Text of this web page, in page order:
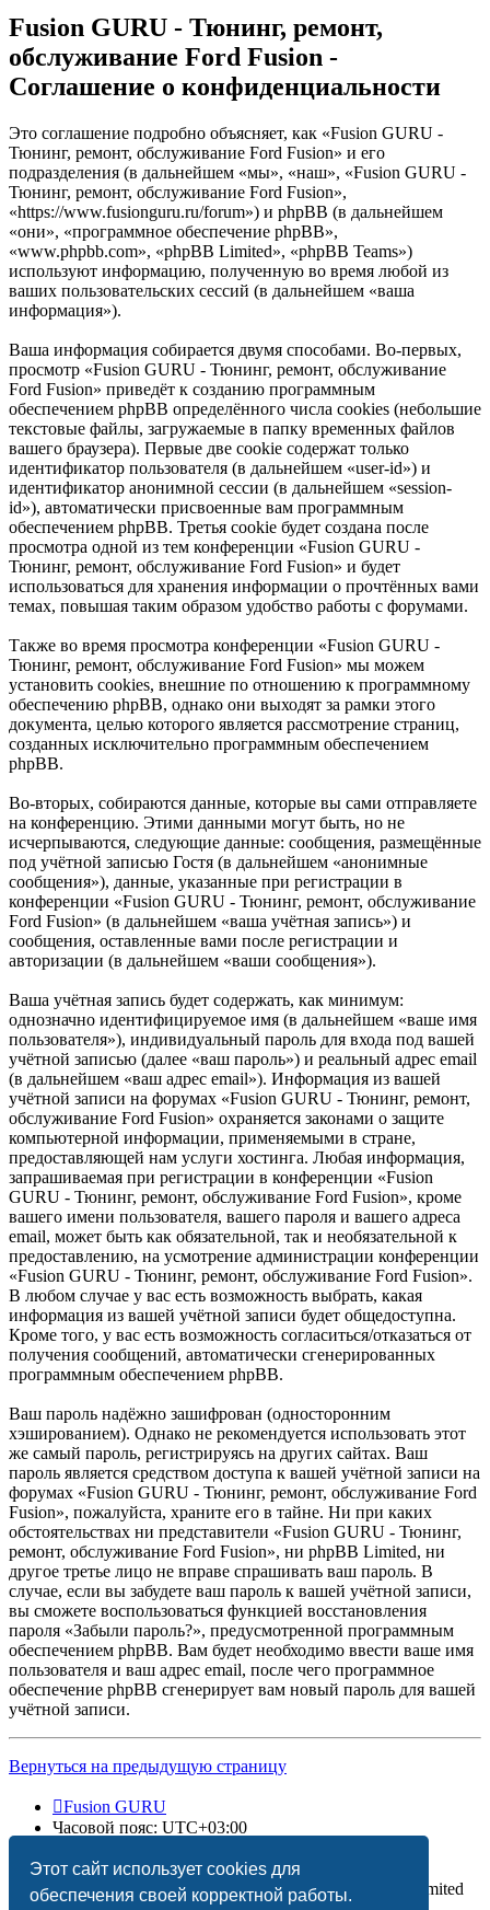
Этот сайт использует cookies для
обеспечения своей корректной работы.
Fusion GURU - Тюнинг, ремонт,
обслуживание Ford Fusion -
Соглашение о конфиденциальности
Это соглашение подробно объясняет, как «Fusion GURU -
Тюнинг, ремонт, обслуживание Ford Fusion» и его
подразделения (в дальнейшем «мы», «наш», «Fusion GURU -
Тюнинг, ремонт, обслуживание Ford Fusion»,
«https://www.fusionguru.ru/forum») и phpBB (в дальнейшем
«они», «программное обеспечение phpBB»,
«www.phpbb.com», «phpBB Limited», «phpBB Teams»)
используют информацию, полученную во время любой из
ваших пользовательских сессий (в дальнейшем «ваша
информация»).
Ваша информация собирается двумя способами. Во-первых,
просмотр «Fusion GURU - Тюнинг, ремонт, обслуживание
Ford Fusion» приведёт к созданию программным
обеспечением phpBB определённого числа cookies (небольшие
текстовые файлы, загружаемые в папку временных файлов
вашего браузера). Первые две cookie содержат только
идентификатор пользователя (в дальнейшем «user-id») и
идентификатор анонимной сессии (в дальнейшем «session-
id»), автоматически присвоенные вам программным
обеспечением phpBB. Третья cookie будет создана после
просмотра одной из тем конференции «Fusion GURU -
Тюнинг, ремонт, обслуживание Ford Fusion» и будет
использоваться для хранения информации о прочтённых вами
темах, повышая таким образом удобство работы с форумами.
Также во время просмотра конференции «Fusion GURU -
Тюнинг, ремонт, обслуживание Ford Fusion» мы можем
установить cookies, внешние по отношению к программному
обеспечению phpBB, однако они выходят за рамки этого
документа, целью которого является рассмотрение страниц,
созданных исключительно программным обеспечением
phpBB.
Во-вторых, собираются данные, которые вы сами отправляете
на конференцию. Этими данными могут быть, но не
исчерпываются, следующие данные: сообщения, размещённые
под учётной записью Гостя (в дальнейшем «анонимные
сообщения»), данные, указанные при регистрации в
конференции «Fusion GURU - Тюнинг, ремонт, обслуживание
Ford Fusion» (в дальнейшем «ваша учётная запись») и
сообщения, оставленные вами после регистрации и
авторизации (в дальнейшем «ваши сообщения»).
Ваша учётная запись будет содержать, как минимум:
однозначно идентифицируемое имя (в дальнейшем «ваше имя
пользователя»), индивидуальный пароль для входа под вашей
учётной записью (далее «ваш пароль») и реальный адрес email
(в дальнейшем «ваш адрес email»). Информация из вашей
учётной записи на форумах «Fusion GURU - Тюнинг, ремонт,
обслуживание Ford Fusion» охраняется законами о защите
компьютерной информации, применяемыми в стране,
предоставляющей нам услуги хостинга. Любая информация,
запрашиваемая при регистрации в конференции «Fusion
GURU - Тюнинг, ремонт, обслуживание Ford Fusion», кроме
вашего имени пользователя, вашего пароля и вашего адреса
email, может быть как обязательной, так и необязательной к
предоставлению, на усмотрение администрации конференции
«Fusion GURU - Тюнинг, ремонт, обслуживание Ford Fusion».
В любом случае у вас есть возможность выбрать, какая
информация из вашей учётной записи будет общедоступна.
Кроме того, у вас есть возможность согласиться/отказаться от
получения сообщений, автоматически сгенерированных
программным обеспечением phpBB.
Ваш пароль надёжно зашифрован (односторонним
хэшированием). Однако не рекомендуется использовать этот
же самый пароль, регистрируясь на других сайтах. Ваш
пароль является средством доступа к вашей учётной записи на
форумах «Fusion GURU - Тюнинг, ремонт, обслуживание Ford
Fusion», пожалуйста, храните его в тайне. Ни при каких
обстоятельствах ни представители «Fusion GURU - Тюнинг,
ремонт, обслуживание Ford Fusion», ни phpBB Limited, ни
другое третье лицо не вправе спрашивать ваш пароль. В
случае, если вы забудете ваш пароль к вашей учётной записи,
вы сможете воспользоваться функцией восстановления
пароля «Забыли пароль?», предусмотренной программным
обеспечением phpBB. Вам будет необходимо ввести ваше имя
пользователя и ваш адрес email, после чего программное
обеспечение phpBB сгенерирует вам новый пароль для вашей
учётной записи.
Вернуться на предыдущую страницу
Fusion GURU
Часовой пояс: UTC+03:00
Создано на основеphpBB® Forum Software © phpBB Limited